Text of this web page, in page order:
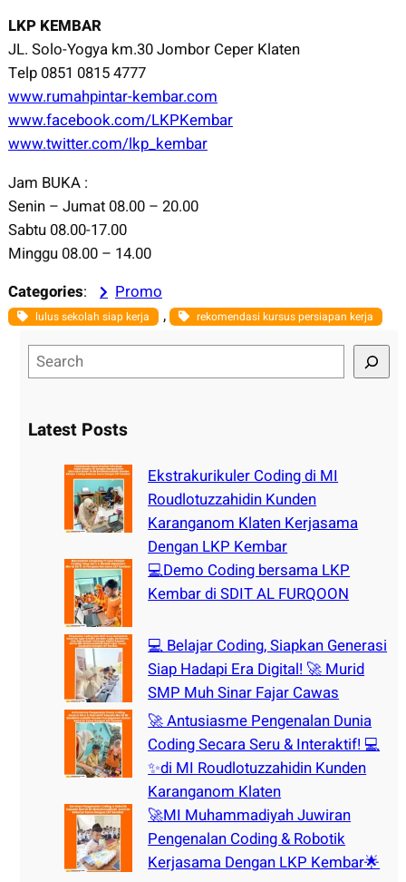
LKP KEMBAR
JL. Solo-Yogya km.30 Jombor Ceper Klaten
Telp 0851 0815 4777
www.rumahpintar-kembar.com
www.facebook.com/LKPKembar
www.twitter.com/lkp_kembar
Jam BUKA :
Senin – Jumat 08.00 – 20.00
Sabtu 08.00-17.00
Minggu 08.00 – 14.00
Categories: Promo
lulus sekolah siap kerja , rekomendasi kursus persiapan kerja
e
rLatest Posts
Ekstrakurikuler Coding di MI
Roudlotuzzahidin Kunden
Karanganom Klaten Kerjasama
Dengan LKP Kembar
💻Demo Coding bersama LKP
Kembar di SDIT AL FURQOON
💻 Belajar Coding, Siapkan Generasi
Siap Hadapi Era Digital! 🚀 Murid
SMP Muh Sinar Fajar Cawas
🚀 Antusiasme Pengenalan Dunia
Coding Secara Seru & Interaktif! 💻
✨di MI Roudlotuzzahidin Kunden
Karanganom Klaten
🚀MI Muhammadiyah Juwiran
Pengenalan Coding & Robotik
Kerjasama Dengan LKP Kembar🌟